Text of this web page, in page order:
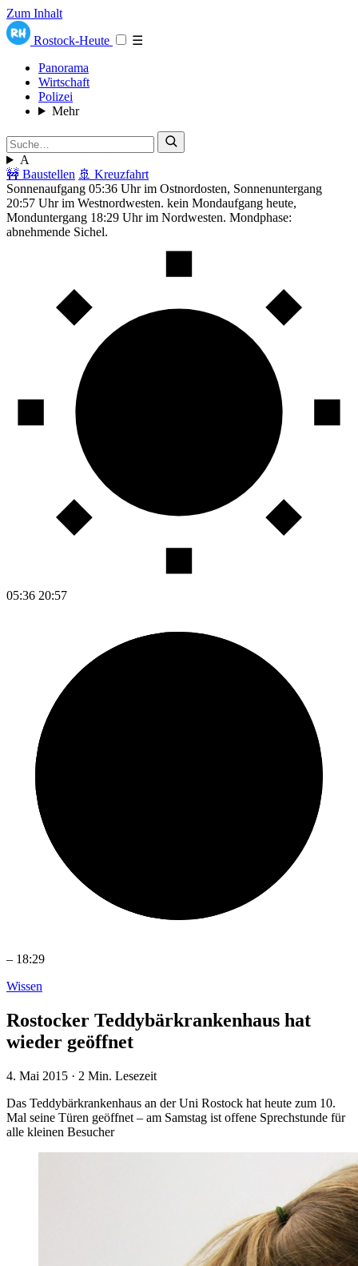
Zum Inhalt
Rostock-Heute
☰
Panorama
Wirtschaft
Polizei
Mehr
A
🚧 Baustellen 🚢 Kreuzfahrt
Sonnenaufgang 05:36 Uhr im Ostnordosten, Sonnenuntergang
20:57 Uhr im Westnordwesten. kein Mondaufgang heute,
Monduntergang 18:29 Uhr im Nordwesten. Mondphase:
abnehmende Sichel.
05:36 20:57
– 18:29
Wissen
Rostocker Teddybärkrankenhaus hat
wieder geöffnet
4. Mai 2015 · 2 Min. Lesezeit
Das Teddybärkrankenhaus an der Uni Rostock hat heute zum 10.
Mal seine Türen geöffnet – am Samstag ist offene Sprechstunde für
alle kleinen Besucher